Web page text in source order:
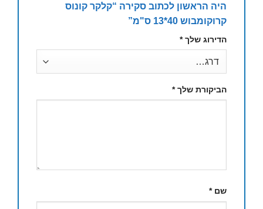
היה הראשון לכתוב סקירה “קלקר קונוס
קרוקומבוש 40*13 ס"מ”
הדירוג שלך*
הביקורת שלך*
שם*